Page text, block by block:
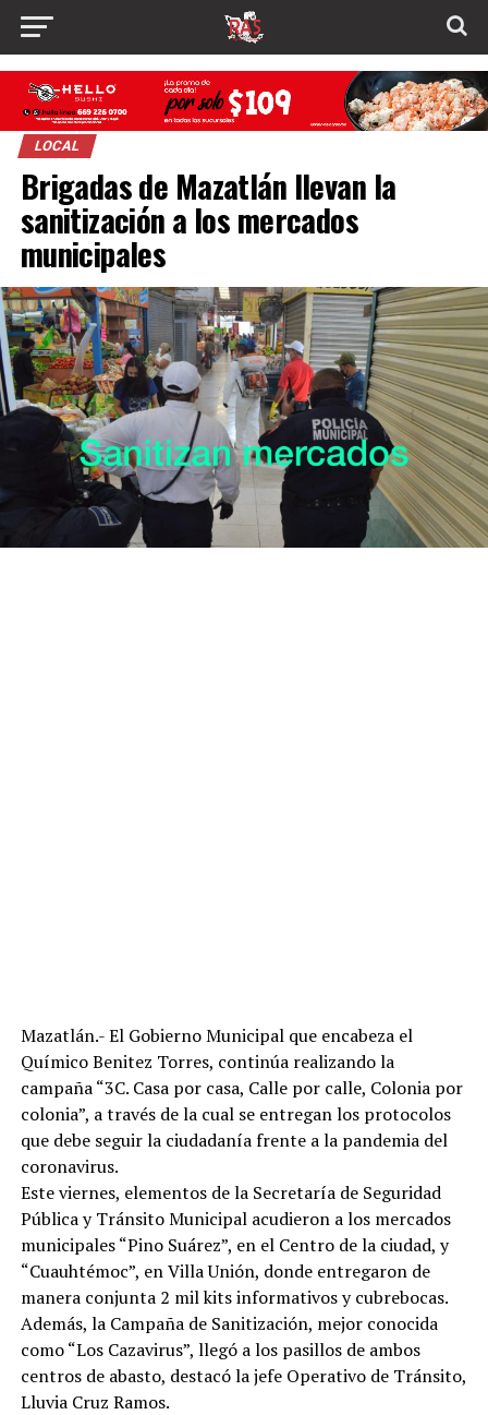
LOCAL
Brigadas de Mazatlán llevan la
sanitización a los mercados
municipales
Mazatlán.- El Gobierno Municipal que encabeza el
Químico Benitez Torres, continúa realizando la
campaña “3C. Casa por casa, Calle por calle, Colonia por
colonia”, a través de la cual se entregan los protocolos
que debe seguir la ciudadanía frente a la pandemia del
coronavirus.
Este viernes, elementos de la Secretaría de Seguridad
Pública y Tránsito Municipal acudieron a los mercados
municipales “Pino Suárez”, en el Centro de la ciudad, y
“Cuauhtémoc”, en Villa Unión, donde entregaron de
manera conjunta 2 mil kits informativos y cubrebocas.
Además, la Campaña de Sanitización, mejor conocida
como “Los Cazavirus”, llegó a los pasillos de ambos
centros de abasto, destacó la jefe Operativo de Tránsito,
Lluvia Cruz Ramos.